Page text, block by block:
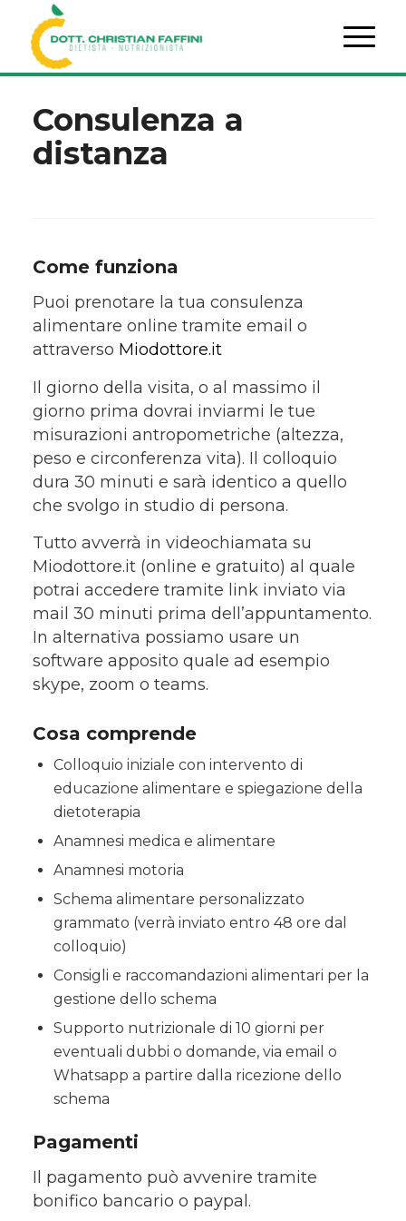
Consulenza a
distanza
Come funziona
Puoi prenotare la tua consulenza
alimentare online tramite email o
attraverso Miodottore.it
Il giorno della visita, o al massimo il
giorno prima dovrai inviarmi le tue
misurazioni antropometriche (altezza,
peso e circonferenza vita). Il colloquio
dura 30 minuti e sarà identico a quello
che svolgo in studio di persona.
Tutto avverrà in videochiamata su
Miodottore.it (online e gratuito) al quale
potrai accedere tramite link inviato via
mail 30 minuti prima dell’appuntamento.
In alternativa possiamo usare un
software apposito quale ad esempio
skype, zoom o teams.
Cosa comprende
Colloquio iniziale con intervento di
educazione alimentare e spiegazione della
dietoterapia
Anamnesi medica e alimentare
Anamnesi motoria
Schema alimentare personalizzato
grammato (verrà inviato entro 48 ore dal
colloquio)
Consigli e raccomandazioni alimentari per la
gestione dello schema
Supporto nutrizionale di 10 giorni per
eventuali dubbi o domande, via email o
Whatsapp a partire dalla ricezione dello
schema
Pagamenti
Il pagamento può avvenire tramite
bonifico bancario o paypal.